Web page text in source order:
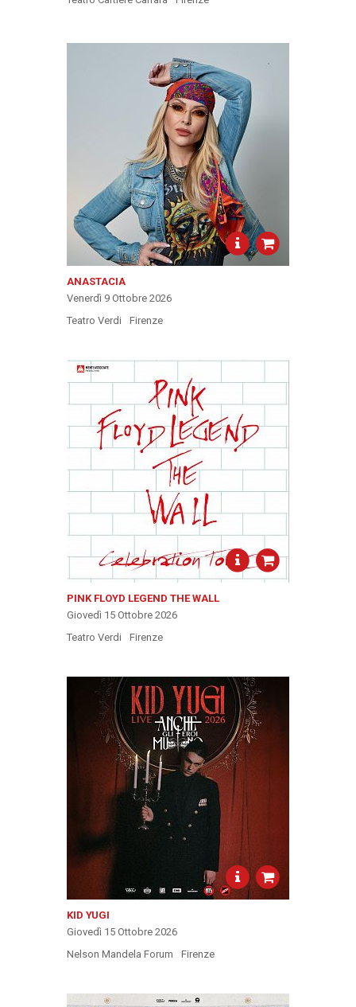
ANASTACIA
Venerdì 9 Ottobre 2026
Teatro Verdi
Firenze
PINK FLOYD LEGEND THE WALL
Giovedì 15 Ottobre 2026
Teatro Verdi
Firenze
KID YUGI
Giovedì 15 Ottobre 2026
Nelson Mandela Forum
Firenze